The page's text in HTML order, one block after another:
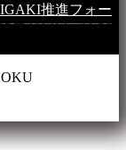
推進フォー
年4月4日 - 11:36